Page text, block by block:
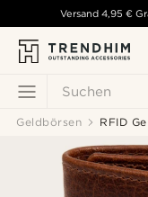
Suchen
Versand 4,95 €
Geldbörsen RFID